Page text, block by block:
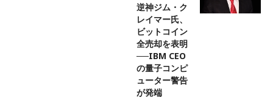
逆神ジム・ク
レイマー氏、
ビットコイン
全売却を表明
──IBM CEO
の量子コンピ
ューター警告
が発端